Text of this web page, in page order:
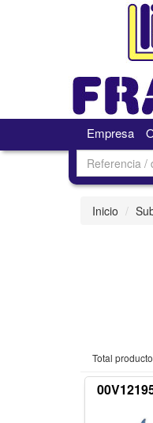
Empresa
Inicio
Total